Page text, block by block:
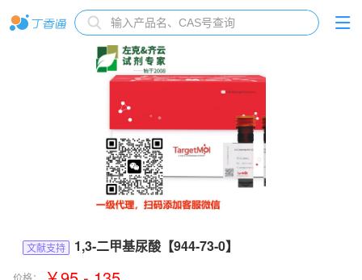
文献支持 1,3-二甲基尿酸【944-73-0】
价格：